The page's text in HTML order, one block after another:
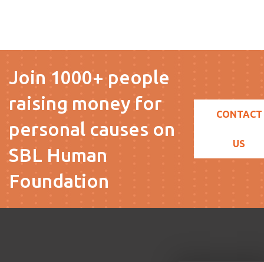
Join 1000+ people
raising money for
personal causes on
SBL Human
Foundation
CONTACT
US